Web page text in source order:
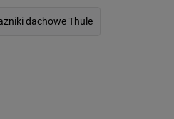
dachowe Thule